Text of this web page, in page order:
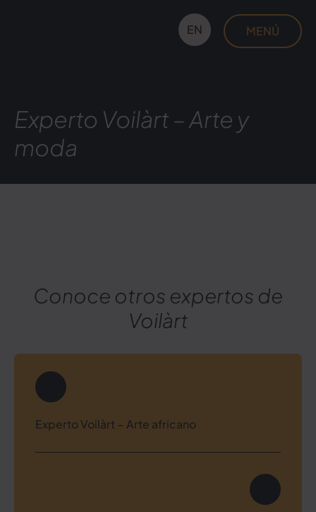
EN
Voilàrt
MENÚ
Experto Voilàrt – Arte y
moda
Conoce otros expertos de
Voilàrt
Navegación
de
Experto Voilàrt – Arte africano